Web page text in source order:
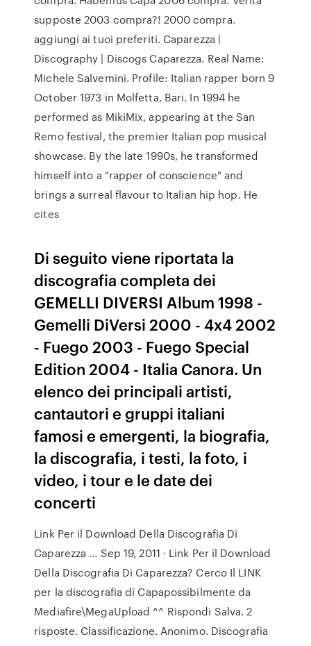
supposte 2003 compra?! 2000 compra.
aggiungi ai tuoi preferiti. Caparezza |
Discography | Discogs Caparezza. Real Name:
Michele Salvemini. Profile: Italian rapper born 9
October 1973 in Molfetta, Bari. In 1994 he
performed as MikiMix, appearing at the San
Remo festival, the premier Italian pop musical
showcase. By the late 1990s, he transformed
himself into a "rapper of conscience" and
brings a surreal flavour to Italian hip hop. He
cites
Di seguito viene riportata la
discografia completa dei
GEMELLI DIVERSI Album 1998 -
Gemelli DiVersi 2000 - 4x4 2002
- Fuego 2003 - Fuego Special
Edition 2004 - Italia Canora. Un
elenco dei principali artisti,
cantautori e gruppi italiani
famosi e emergenti, la biografia,
la discografia, i testi, la foto, i
video, i tour e le date dei
concerti
Link Per il Download Della Discografia Di
Caparezza ... Sep 19, 2011 · Link Per il Download
Della Discografia Di Caparezza? Cerco Il LINK
per la discografia di Capapossibilmente da
Mediafire\MegaUpload ^^ Rispondi Salva. 2
risposte. Classificazione. Anonimo. Discografia